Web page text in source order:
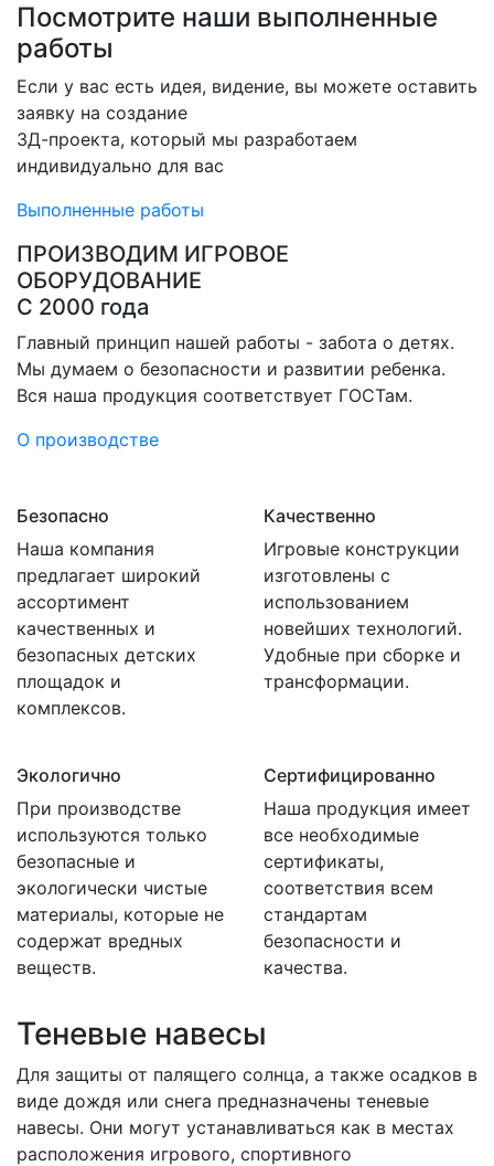
Посмотрите наши выполненные
работы
Если у вас есть идея, видение, вы можете оставить
заявку на создание
3Д-проекта, который мы разработаем
индивидуально для вас
Выполненные работы
ПРОИЗВОДИМ ИГРОВОЕ
ОБОРУДОВАНИЕ
С 2000 года
Главный принцип нашей работы - забота о детях.
Мы думаем о безопасности и развитии ребенка.
Вся наша продукция соответствует ГОСТам.
О производстве
Безопасно
Наша компания
предлагает широкий
ассортимент
качественных и
безопасных детских
площадок и
комплексов.
Качественно
Игровые конструкции
изготовлены с
использованием
новейших технологий.
Удобные при сборке и
трансформации.
Экологично
При производстве
используются только
безопасные и
экологически чистые
материалы, которые не
содержат вредных
веществ.
Сертифицированно
Наша продукция имеет
все необходимые
сертификаты,
соответствия всем
стандартам
безопасности и
качества.
Теневые навесы
Для защиты от палящего солнца, а также осадков в
виде дождя или снега предназначены теневые
навесы. Они могут устанавливаться как в местах
расположения игрового, спортивного